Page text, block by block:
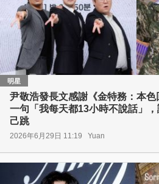
明星
尹敬浩發長文感謝《金特務：本
一句「我每天都13小時不說話」
己跳
2026年6月29日 11:19 Yuan